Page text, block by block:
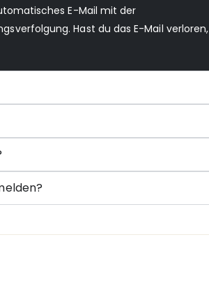
E-Mail mit der
Hast du das E-Mail verloren,